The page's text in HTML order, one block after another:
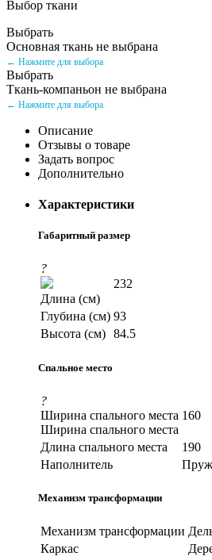
Выбор ткани
Выбрать
Основная ткань не выбрана
← Нажмите для выбора
Выбрать
Ткань-компаньон не выбрана
← Нажмите для выбора
Описание
Отзывы о товаре
Задать вопрос
Дополнительно
Характеристики
Габаритный размер
?
Длина (см)
232
Глубина (см) 93
Высота (см) 84.5
Спальное место
?
Ширина спального места
Ширина спального места
160
Длина спального места
190
Наполнитель
Механизм трансформации
Механизм трансформации
Каркас